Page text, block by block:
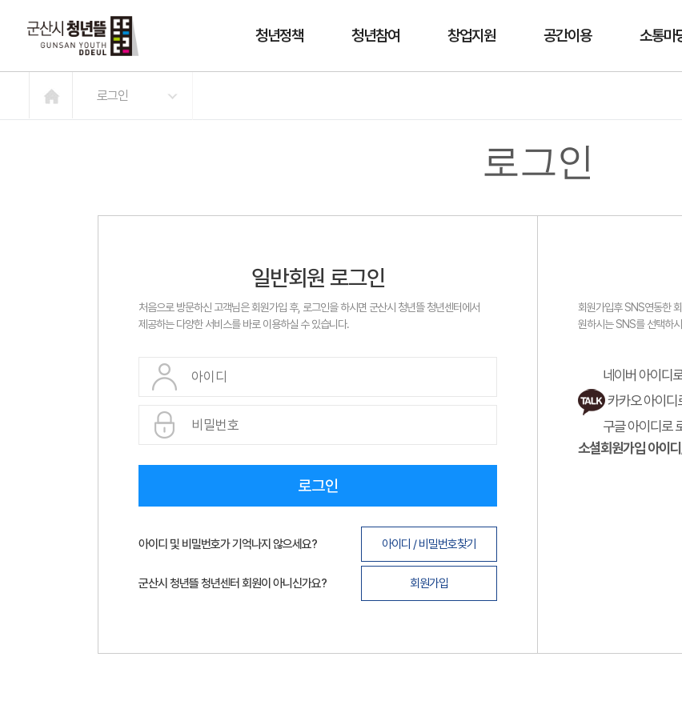
청년정책 청년참여 창업지원 공간이용 소통마
로그인
로그인
일반회원 로그인
처음으로 방문하신 고객님은 회원가입 후, 로그인을 하시면 군산시 청년뜰 청년센터에서
제공하는 다양한 서비스를 바로 이용하실 수 있습니다.
로그인
아이디 및 비밀번호가 기억나지 않으세요? 아이디 / 비밀번호찾기
군산시 청년뜰 청년센터 회원이 아니신가요? 회원가입
회원가입후 SNS연동한
원하시는 SNS를 선택하
네이버 아이디
카카오 아이디
구글 아이디로
소셜회원가입 아이